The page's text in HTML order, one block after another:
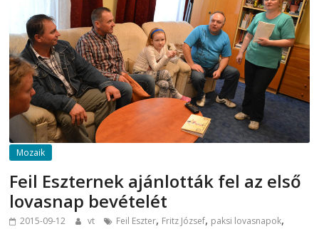
Mozaik
Feil Eszternek ajánlották fel az első
lovasnap bevételét
2015-09-12 vt Feil Eszter, Fritz József, paksi lovasnapok,